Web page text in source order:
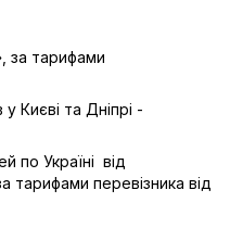
за тарифами
Києві та Дніпрі -
по Україні від
тарифами перевізника від